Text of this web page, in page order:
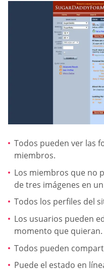
Todos pueden ver las
miembros.
Los miembros que no
de tres imágenes en
Todos los perfiles del
Los usuarios pueden
momento que quieran.
Todos pueden
Puede el estado en